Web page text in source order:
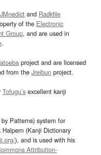
JMnedict and Radkfile
of the Electronic
Group, and are used in
.
project and are licensed
from the Jreibun project.
Tofugu’s excellent kanji
Patterns) system for
(Kanji Dictionary
), and is used with his
Attribution-